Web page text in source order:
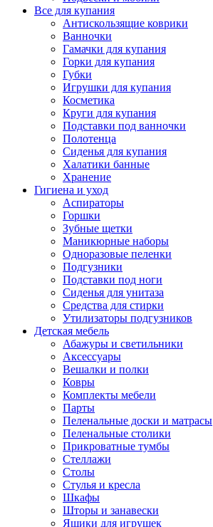
Все для купания
Антискользящие коврики
Ванночки
Гамачки для купания
Горки для купания
Губки
Игрушки для купания
Косметика
Круги для купания
Подставки под ванночки
Полотенца
Сиденья для купания
Халатики банные
Хранение
Гигиена и уход
Аспираторы
Горшки
Зубные щетки
Маникюрные наборы
Одноразовые пеленки
Подгузники
Подставки под ноги
Сиденья для унитаза
Средства для стирки
Утилизаторы подгузников
Детская мебель
Абажуры и светильники
Аксессуары
Вешалки и полки
Ковры
Комплекты мебели
Парты
Пеленальные доски и матрасы
Пеленальные столики
Прикроватные тумбы
Стеллажи
Столы
Стулья и кресла
Шкафы
Шторы и занавески
Ящики для игрушек